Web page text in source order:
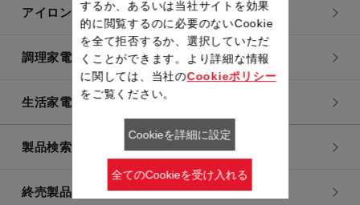
アイロン・衣類スチーマー
調理家電
生活家電
製品検索一覧
終売製品一覧
するか、あるいは当社サイトを効果
的に閲覧するのに必要のないCookie
を全て拒否するか、選択していただ
くことができます。より詳細な情報
に関しては、当社のCookieポリシー
をご覧ください。
Cookieを詳細に設定
全てのCookieを受け入れる